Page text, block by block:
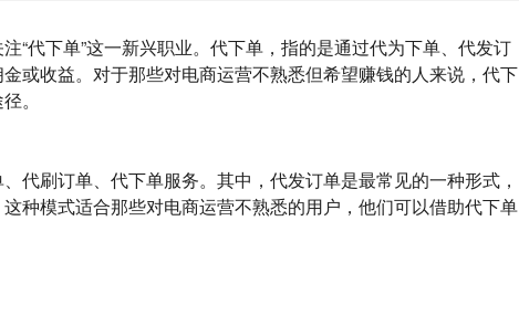
“代下单”这一新兴职业。代下单，指的是通过代为下单、代发订
或收益。对于那些对电商运营不熟悉但希望赚钱的人来说，代下
。
代刷订单、代下单服务。其中， 代发订单是最常见的一种形式，
种模式适合那些对电商运营不熟悉的用户，他们可以借助代下单